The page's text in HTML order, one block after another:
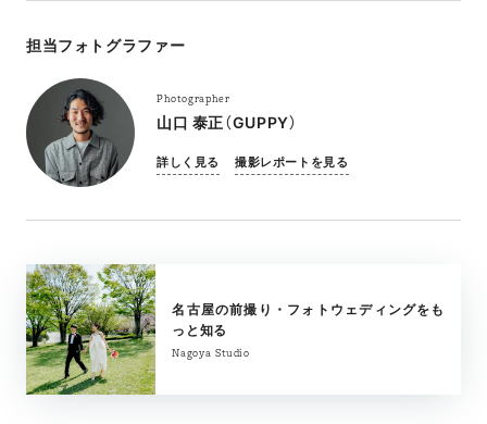
担当フォトグラファー
Photographer
山口 泰正（GUPPY）
詳しく見る 撮影レポートを見る
名古屋の前撮り・フォトウェディングをも
っと知る
Nagoya Studio